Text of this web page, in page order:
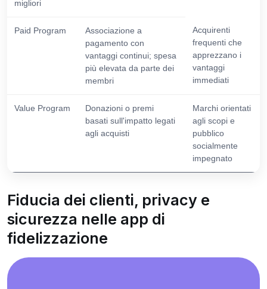
migliori
Paid Program
Associazione a
pagamento con
vantaggi continui; spesa
più elevata da parte dei
membri
Acquirenti
frequenti che
apprezzano i
vantaggi
immediati
Value Program
Donazioni o premi
basati sull'impatto legati
agli acquisti
Marchi orientati
agli scopi e
pubblico
socialmente
impegnato
Fiducia dei clienti, privacy e
sicurezza nelle app di
fidelizzazione